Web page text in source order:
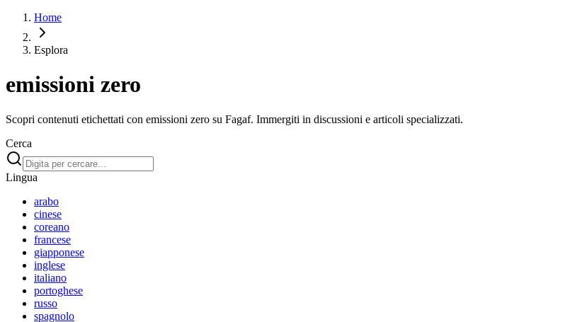
Home
Esplora
emissioni zero
Scopri contenuti etichettati con emissioni zero su Fagaf. Immergiti in discussioni e articoli specializzati.
Cerca
Lingua
arabo
cinese
coreano
francese
giapponese
inglese
italiano
portoghese
russo
spagnolo